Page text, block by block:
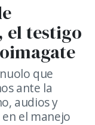
el testigo
que
ante la
audios y
el manejo